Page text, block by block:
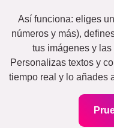
Así funciona: eliges
números y más),
tus imágenes y
Personalizas textos y
tiempo real y lo añades